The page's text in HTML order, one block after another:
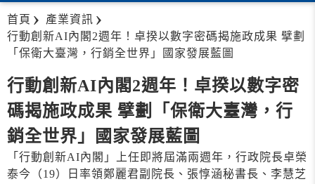
首頁
產業資訊
行動創新AI內閣2週年！卓揆以數字密碼揭施政成果 擘劃
「保衛大臺灣，行銷全世界」國家發展藍圖
行動創新AI內閣2週年！卓揆以數字密
碼揭施政成果 擘劃「保衛大臺灣，行
銷全世界」國家發展藍圖
「行動創新AI內閣」上任即將屆滿兩週年，行政院長卓榮
泰今（19）日率領鄭麗君副院長、張惇涵秘書長、李慧芝